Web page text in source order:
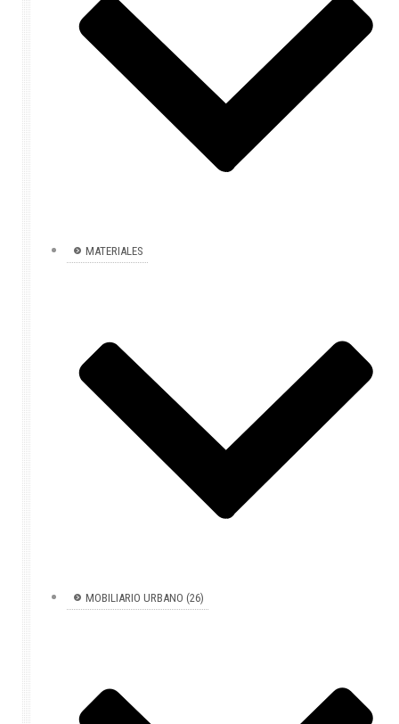
MATERIALES
MOBILIARIO URBANO (26)